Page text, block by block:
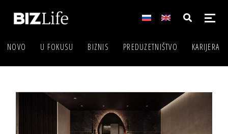
NOVO U FOKUSU BIZNIS PREDUZETNIŠTVO KARIJERA